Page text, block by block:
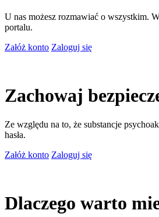
U nas możesz rozmawiać o wszystkim.
portalu.
Załóż konto Zaloguj się
Zachowaj
Ze względu na to, że substancje
hasła.
Załóż konto Zaloguj się
Dlaczego warto